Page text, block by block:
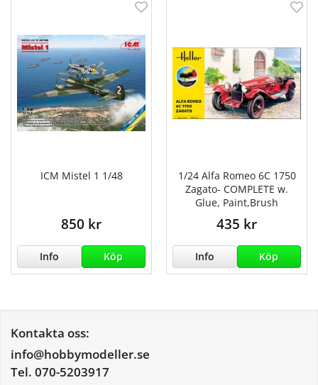
ICM Mistel 1 1/48
850 kr
Info Köp
1/24 Alfa Romeo 6C 1750
Zagato- COMPLETE w.
Glue, Paint,Brush
435 kr
Info Köp
Kontakta oss:
info@hobbymodeller.se
Tel. 070-5203917